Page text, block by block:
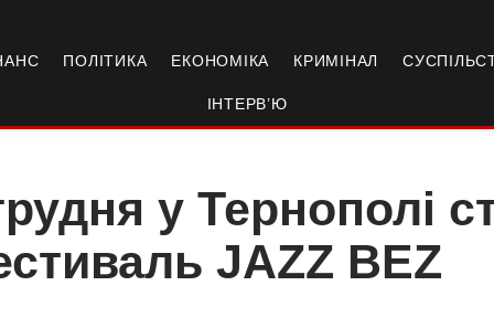
ПОЛІТИКА ЕКОНОМІКА КРИМІНАЛ
ІНТЕРВ’Ю
у Тернополі
JAZZ BEZ